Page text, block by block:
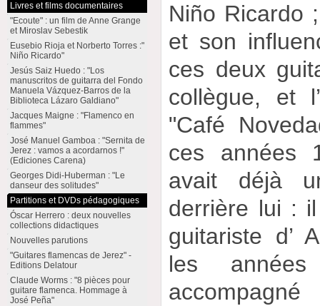
Niño Ricardo
et son
ces deux
collègue, et
"Café
ces années
avait déjà
derrière lui :
guitariste d’
les
Livres et films documentaires
"Ecoute" : un film de Anne Grange
et Miroslav Sebestik
Eusebio Rioja et Norberto Torres :"
Niño Ricardo"
Jesús Saiz Huedo : "Los
manuscritos de guitarra del Fondo
Manuela Vázquez-Barros de la
Biblioteca Lázaro Galdiano"
Jacques Maigne : "Flamenco en
flammes"
José Manuel Gamboa : "Sernita de
Jerez : vamos a acordarnos !"
(Ediciones Carena)
Georges Didi-Huberman : "Le
danseur des solitudes"
Partitions et DVDs pédagogiques
Óscar Herrero : deux nouvelles
collections didactiques
Nouvelles parutions
"Guitares flamencas de Jerez" -
Editions Delatour
Claude Worms : "8 pièces pour
guitare flamenca. Hommage à
José Peña"